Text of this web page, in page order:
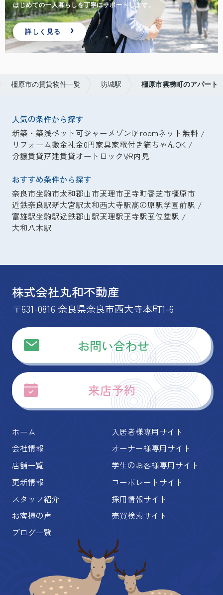
はじめての一人暮らしを丁寧にサポートします。
詳しく見る
橿原市の賃貸物件一覧 坊城駅 橿原市雲梯町のアパート
人気の条件から探す
新築・築浅ペット可シャーメゾンD-roomネット無料
リフォーム敷金礼金0円家具家電付き猫ちゃんOK
分譲賃貸戸建賃貸オートロックVR内見
おすすめ条件から探す
奈良市生駒市大和郡山市天理市王寺町香芝市橿原市
近鉄奈良駅新大宮駅大和西大寺駅高の原駅学園前駅
富雄駅生駒駅近鉄郡山駅天理駅王寺駅五位堂駅
大和八木駅
株式会社丸和不動産
〒631-0816 奈良県奈良市西大寺本町1-6
お問い合わせ
来店予約
ホーム
会社情報
店舗一覧
更新情報
スタッフ紹介
お客様の声
ブログ一覧
入居者様専用サイト
オーナー様専用サイト
学生のお客様専用サイト
コーポレートサイト
採用情報サイト
売買検索サイト